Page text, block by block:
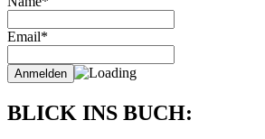
Email*
BLICK INS BUCH: